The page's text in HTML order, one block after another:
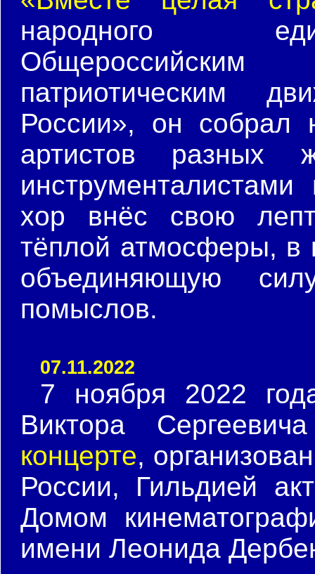
народного
Общероссийским
патриотическим
России», он собрал
артистов разных
хор внёс свою
тёплой атмосферы, в
объединяющую
помыслов.
07.11.2022
7 ноября 2022
Виктора
концерте,
России, Гильдией
Домом
имени Леонида